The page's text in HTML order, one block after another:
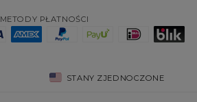
METODY PŁATNOŚCI
STANY ZJEDNOCZONE